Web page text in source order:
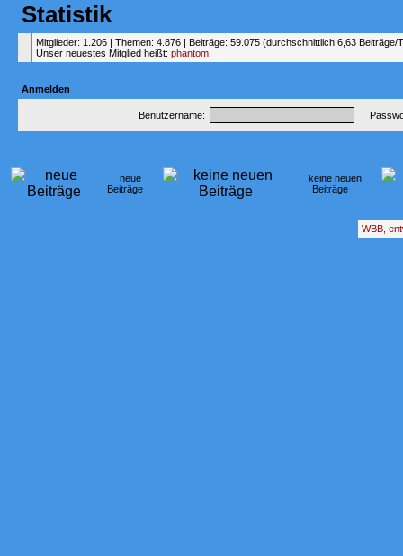
Statistik
Mitglieder: 1.206 | Themen: 4.876 | Beiträge: 59.075 (durchschnittlich 6,63 Beiträge/
Unser neuestes Mitglied heißt: phantom
Anmelden
Benutzername:
neue
Beiträge
keine neuen
Beiträge
WBB,